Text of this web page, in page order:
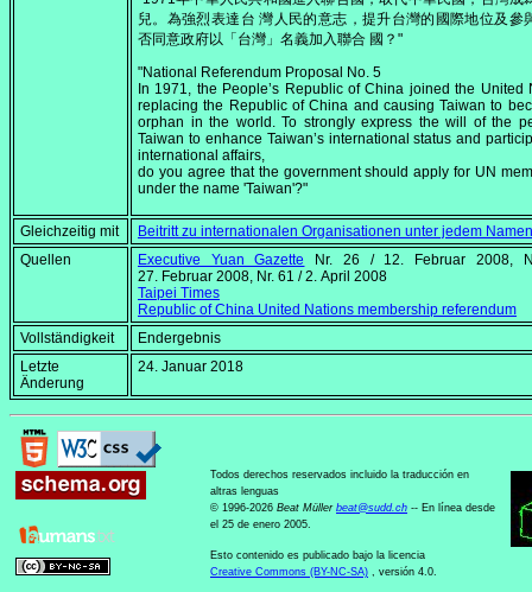
兒。為強烈表達台 灣人民的意志，提升台灣的國際地位及參
否同意政府以「台灣」名義加入聯合 國？"
"National Referendum Proposal No. 5
In 1971, the People’s Republic of China joined the United
replacing the Republic of China and causing Taiwan to
orphan in the world. To strongly express the will of the
Taiwan to enhance Taiwan’s international status and
international affairs,
do you agree that the government should apply for UN
under the name 'Taiwan'?"
Gleichzeitig mit
Beitritt zu internationalen Organisationen unter jedem Namen
Quellen
Executive Yuan Gazette Nr. 26 / 12. Februar 2008,
27. Februar 2008, Nr. 61 /2. April 2008
Taipei Times
Republic of China United Nations membership referendum
Vollständigkeit
Endergebnis
Letzte
Änderung
24. Januar 2018
Todos derechos reservados incluido la traducción en
altras lenguas
© 1996-2026 Beat Müller beat@sudd.ch -- En línea desde
el 25 de enero 2005.
Esto contenido es publicado bajo la licencia
Creative Commons (BY-NC-SA) , versión 4.0.